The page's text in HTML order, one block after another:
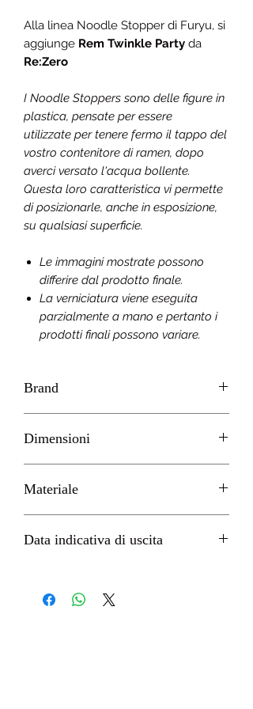
Alla linea Noodle Stopper di Furyu, si
aggiunge Rem Twinkle Party da
Re:Zero
I Noodle Stoppers sono delle figure in
plastica, pensate per essere
utilizzate per tenere fermo il tappo del
vostro contenitore di ramen, dopo
averci versato l'acqua bollente.
Questa loro caratteristica vi permette
di posizionarle, anche in esposizione,
su qualsiasi superficie.
Le immagini mostrate possono
differire dal prodotto finale.
La verniciatura viene eseguita
parzialmente a mano e pertanto i
prodotti finali possono variare.
Brand
Dimensioni
Materiale
Data indicativa di uscita